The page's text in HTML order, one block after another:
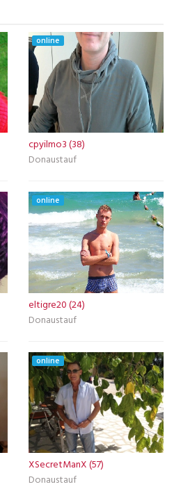
online
cpyilmo3 (38)
Donaustauf
online
eltigre20 (24)
Donaustauf
online
XSecretManX (57)
Donaustauf